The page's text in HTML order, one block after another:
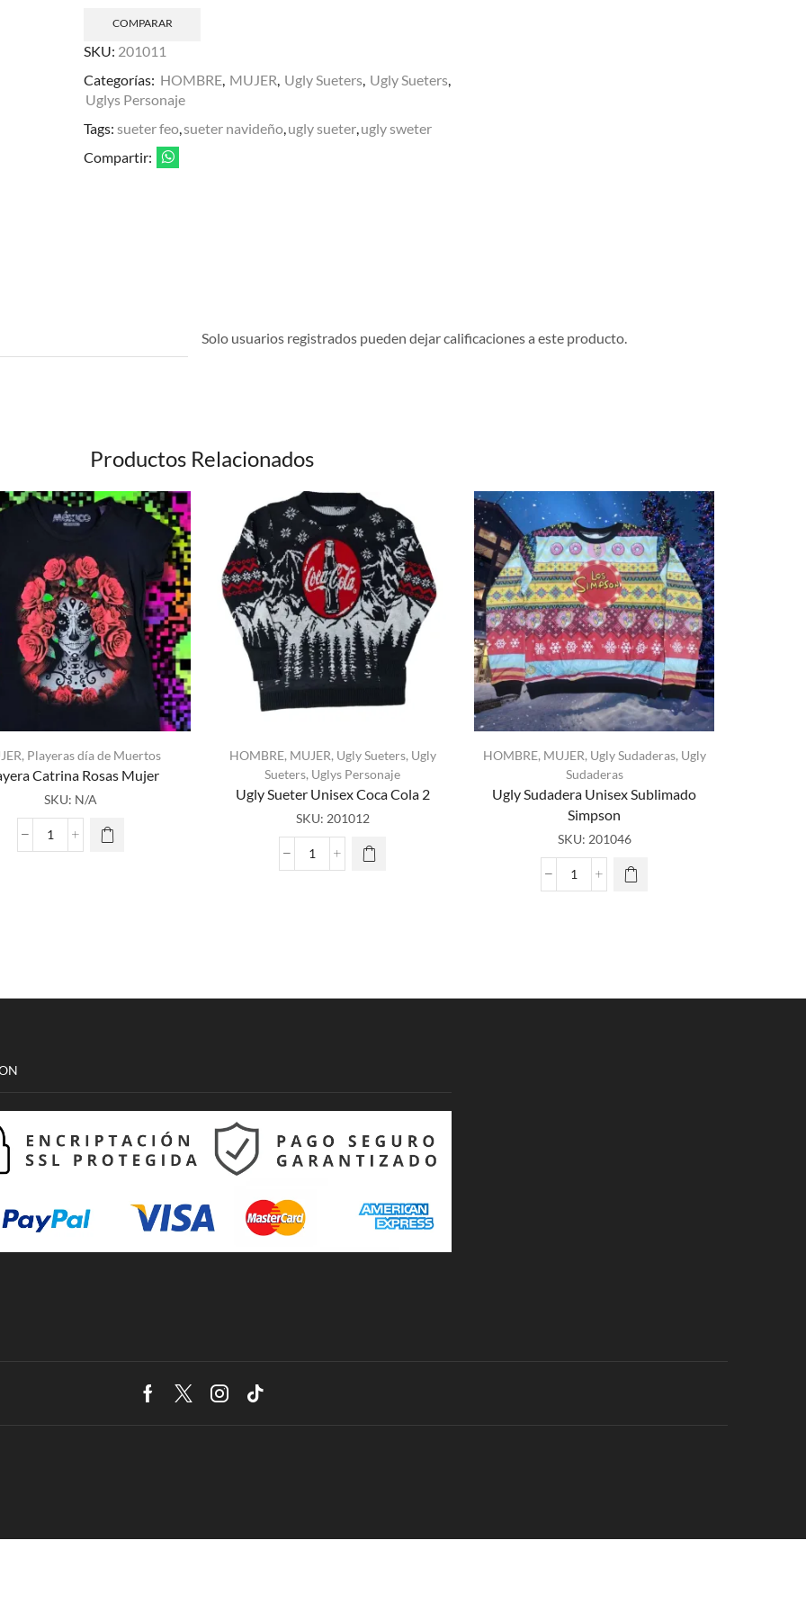
COMPARAR
SKU: 201011
Categorías: HOMBRE, MUJER Ugly Sueters, Ugly Sueters,
Uglys Personaje
Tags: sueter feo, sueter navideño, ugly sueter, ugly sweter
Compartir:
Solo usuarios registrados pueden dejar calificaciones a este producto.
Productos Relacionados
, Playeras día de Muertos
Catrina Rosas Mujer
SKU: N/A
Playera
HOMBRE, MUJER, Ugly Sueters, Ugly
Sueters, Uglys Personaje
Ugly Sueter Unisex Coca Cola 2
SKU: 201012
Ugly
HOMBRE, MUJER, Ugly Sudaderas, Ugly
Sudaderas
Ugly Sudadera Unisex Sublimado
Simpson
SKU: 201046
Ugly
Facebook
TwitterInstagram
Tik-